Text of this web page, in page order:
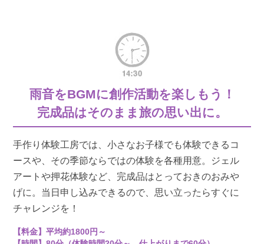
雨音をBGMに創作活動を楽しもう！
完成品はそのまま旅の思い出に。
手作り体験工房では、小さなお子様でも体験できるコ
ースや、その季節ならではの体験を各種用意。ジェル
アートや押花体験など、完成品はとっておきのおみや
げに。当日申し込みできるので、思い立ったらすぐに
チャレンジを！
【料金】平均約1800円～